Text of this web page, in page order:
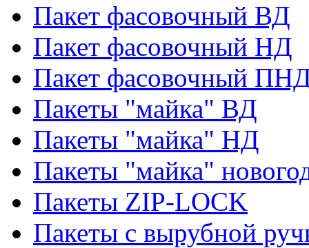
Пакет фасовочный ВД
Пакет фасовочный НД
Пакет фасовочный
Пакеты "майка" ВД
Пакеты "майка" НД
Пакеты "майка"
Пакеты ZIP-LOCK
Пакеты с вырубной